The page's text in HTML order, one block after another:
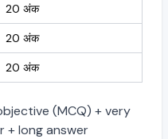
20 अंक
20 अंक
20 अंक
(MCQ) + very
+ long answer